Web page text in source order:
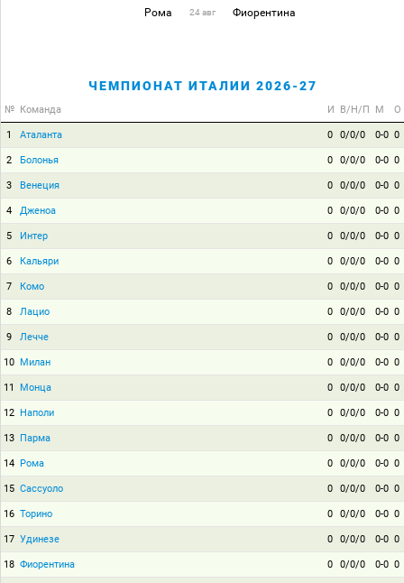
Рома 24 авг Фиорентина
ЧЕМПИОНАТ ИТАЛИИ 2026-27
№ Команда И В/Н/П М О
1 Аталанта 0 0/0/0 0-0 0
2 Болонья 0 0/0/0 0-0 0
3 Венеция 0 0/0/0 0-0 0
4 Дженоа 0 0/0/0 0-0 0
5 Интер 0 0/0/0 0-0 0
6 Кальяри 0 0/0/0 0-0 0
7 Комо 0 0/0/0 0-0 0
8 Лацио 0 0/0/0 0-0 0
9 Лечче 0 0/0/0 0-0 0
10 Милан 0 0/0/0 0-0 0
11 Монца 0 0/0/0 0-0 0
12 Наполи 0 0/0/0 0-0 0
13 Парма 0 0/0/0 0-0 0
14 Рома 0 0/0/0 0-0 0
15 Сассуоло 0 0/0/0 0-0 0
16 Торино 0 0/0/0 0-0 0
17 Удинезе 0 0/0/0 0-0 0
18 Фиорентина 0 0/0/0 0-0 0